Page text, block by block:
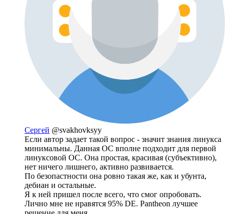
Сергей @svakhovksyy
Если автор задает такой вопрос - значит знания линукса
минимальны. Данная ОС вполне подходит для первой
линуксовой ОС. Она простая, красивая (субъективно),
нет ничего лишнего, активно развивается.
По безопастности она ровно такая же, как и убунта,
дебиан и остальные.
Я к ней пришел после всего, что смог опробовать.
Лично мне не нравятся 95% DE. Pantheon лучшее